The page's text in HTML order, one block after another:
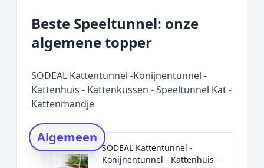
Onze algemene topper
Prijs topper
Rating topper
Onderzoeksmethode
Alternatieven
Prijsniveaus
Beste Speeltunnel: onze
algemene topper
SODEAL Kattentunnel -Konijnentunnel -
Kattenhuis - Kattenkussen - Speeltunnel Kat -
Kattenmandje
Algemeen
SODEAL Kattentunnel -
Konijnentunnel - Kattenhuis -